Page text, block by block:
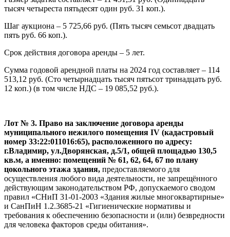
тысяч четыреста пятьдесят один руб. 31 коп.).
Шаг аукциона – 5 725,66 руб. (Пять тысяч семьсот двадцать
пять руб. 66 коп.).
Срок действия договора аренды – 5 лет.
Сумма годовой арендной платы на 2024 год составляет – 114
513,12 руб. (Сто четырнадцать тысяч пятьсот тринадцать руб.
12 коп.) (в том числе НДС – 19 085,52 руб.).
Лот № 3. Право на заключение договора аренды
муниципального нежилого помещения IV (кадастровый
номер 33:22:011016:65), расположенного по адресу:
г.Владимир, ул.Дворянская, д.5/1, общей площадью 130,5
кв.м, а именно: помещений № 61, 62, 64, 67 по плану
цокольного этажа здания, предоставляемого для
осуществления любого вида деятельности, не запрещённого
действующим законодательством РФ, допускаемого сводом
правил «СНиП 31-01-2003 «Здания жилые многоквартирные»
и СанПиН 1.2.3685-21 «Гигиенические нормативы и
требования к обеспечению безопасности и (или) безвредности
для человека факторов среды обитания».